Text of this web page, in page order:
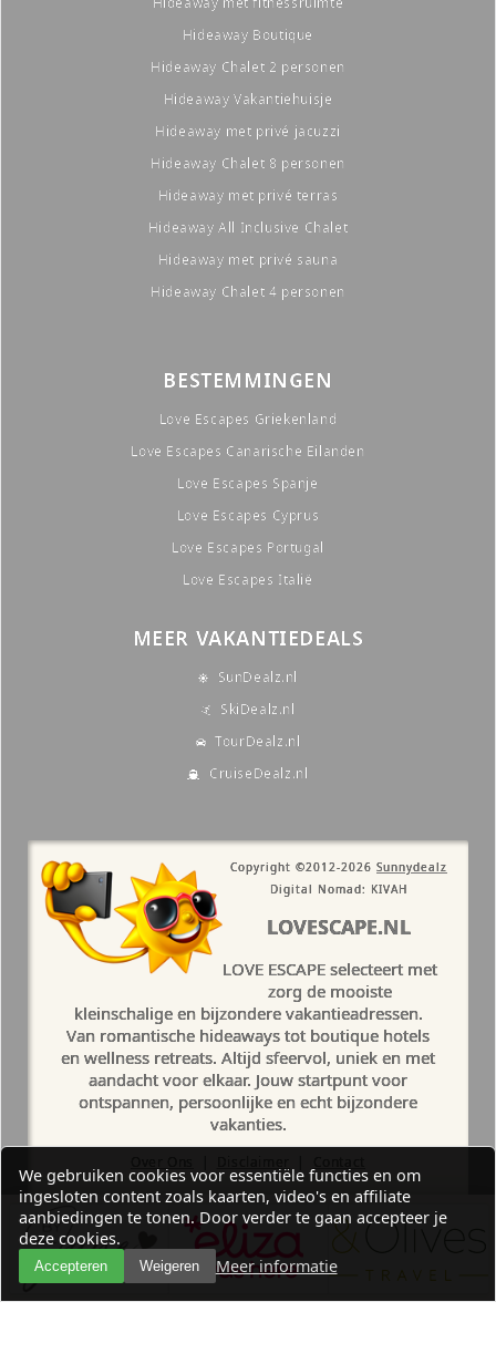
Hideaway Boutique
Hideaway Chalet 2 personen
Hideaway Vakantiehuisje
Hideaway met privé jacuzzi
Hideaway Chalet 8 personen
Hideaway met privé terras
Hideaway All Inclusive Chalet
Hideaway met privé sauna
Hideaway Chalet 4 personen
BESTEMMINGEN
Love Escapes Griekenland
Love Escapes Canarische Eilanden
Love Escapes Spanje
Love Escapes Cyprus
Love Escapes Portugal
Love Escapes Italië
MEER VAKANTIEDEALS
SunDealz.nl
SkiDealz.nl
TourDealz.nl
CruiseDealz.nl
Copyright ©2012-2026 Sunnydealz
Digital Nomad: KIVAH
LOVESCAPE.NL
LOVE ESCAPE selecteert met
zorg de mooiste
kleinschalige en bijzondere vakantieadressen.
Van romantische hideaways tot boutique hotels
en wellness retreats. Altijd sfeervol, uniek en met
aandacht voor elkaar. Jouw startpunt voor
ontspannen, persoonlijke en echt bijzondere
vakanties.
We gebruiken cookies voor essentiële functies en om
ingesloten content zoals kaarten, video's en affiliate
aanbiedingen te tonen. Door verder te gaan accepteer je
deze cookies.
Accepteren Weigeren Meer informatie